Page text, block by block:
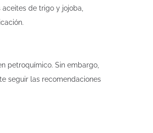
de trigo y jojoba,
petroquímico. Sin embargo,
seguir las recomendaciones